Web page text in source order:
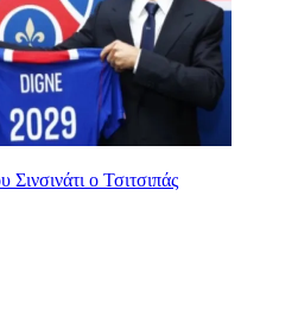
ο Τσιτσιπάς